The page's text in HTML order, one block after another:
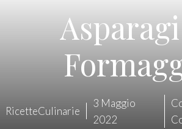
RicetteCulinarie
3 Maggio
2022